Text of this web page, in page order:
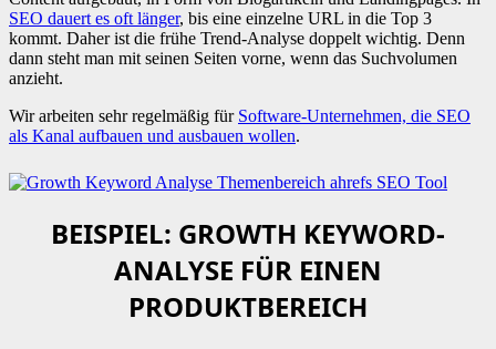
SEO dauert es oft länger, bis eine einzelne URL in die Top 3
kommt. Daher ist die frühe Trend-Analyse doppelt wichtig. Denn
dann steht man mit seinen Seiten vorne, wenn das Suchvolumen
anzieht.
Wir arbeiten sehr regelmäßig für Software-Unternehmen, die SEO
als Kanal aufbauen und ausbauen wollen.
BEISPIEL: GROWTH KEYWORD-
ANALYSE FÜR EINEN
PRODUKTBEREICH